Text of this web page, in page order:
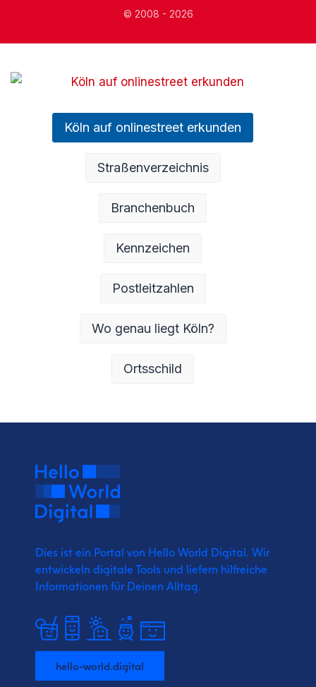
© 2008 - 2026
Köln auf onlinestreet erkunden
Straßenverzeichnis
Branchenbuch
Kennzeichen
Postleitzahlen
Wo genau liegt Köln?
Ortsschild
Dies ist ein Portal von Hello World Digital. Wir
entwickeln digitale Tools und liefern hilfreiche
Informationen für Deinen Alltag.
hello-world.digital